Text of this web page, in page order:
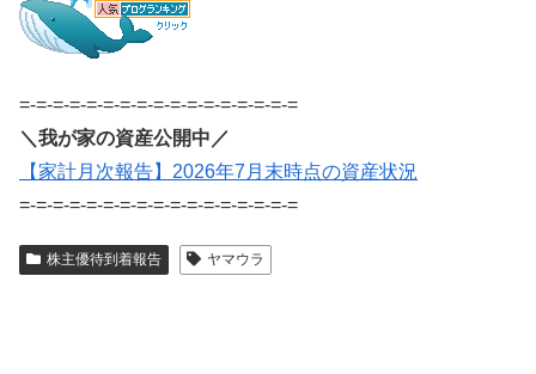
=-=-=-=-=-=-=-=-=-=-=-=-=-=-=-=-=
＼我が家の資産公開中／
【家計月次報告】2026年7月末時点の資産状況
=-=-=-=-=-=-=-=-=-=-=-=-=-=-=-=-=
株主優待到着報告 ヤマウラ